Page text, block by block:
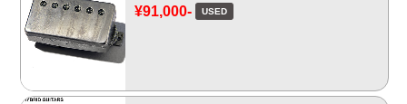
¥91,000- USED